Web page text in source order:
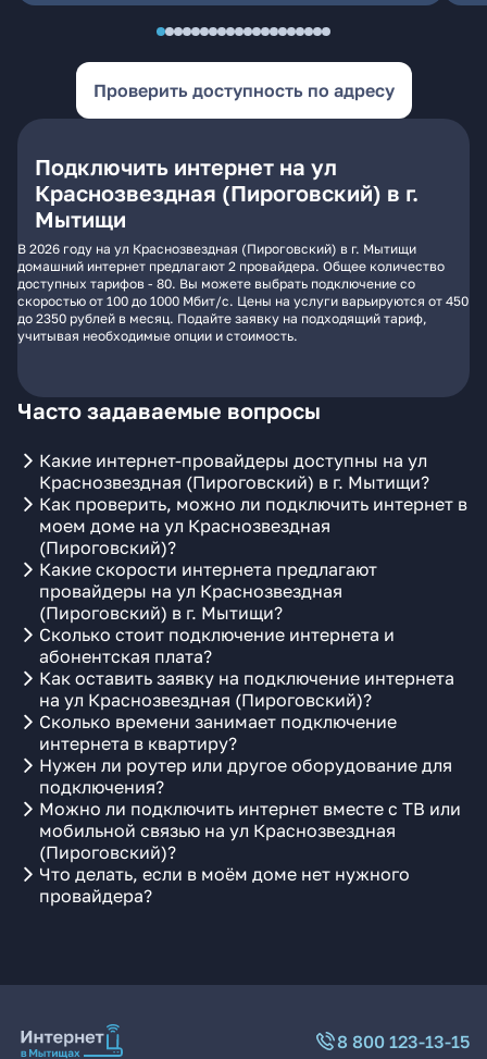
Проверить доступность по адресу
Подключить интернет на ул
Краснозвездная (Пироговский) в г.
Мытищи
В 2026 году на ул Краснозвездная (Пироговский) в г. Мытищи
домашний интернет предлагают 2 провайдера. Общее количество
доступных тарифов - 80. Вы можете выбрать подключение со
скоростью от 100 до 1000 Мбит/с. Цены на услуги варьируются от 450
до 2350 рублей в месяц. Подайте заявку на подходящий тариф,
учитывая необходимые опции и стоимость.
Часто задаваемые вопросы
Какие интернет-провайдеры доступны на ул
Краснозвездная (Пироговский) в г. Мытищи?
Как проверить, можно ли подключить интернет в
моем доме на ул Краснозвездная
(Пироговский)?
Какие скорости интернета предлагают
провайдеры на ул Краснозвездная
(Пироговский) в г. Мытищи?
Сколько стоит подключение интернета и
абонентская плата?
Как оставить заявку на подключение интернета
на ул Краснозвездная (Пироговский)?
Сколько времени занимает подключение
интернета в квартиру?
Нужен ли роутер или другое оборудование для
подключения?
Можно ли подключить интернет вместе с ТВ или
мобильной связью на ул Краснозвездная
(Пироговский)?
Что делать, если в моём доме нет нужного
провайдера?
8 800 123-13-15